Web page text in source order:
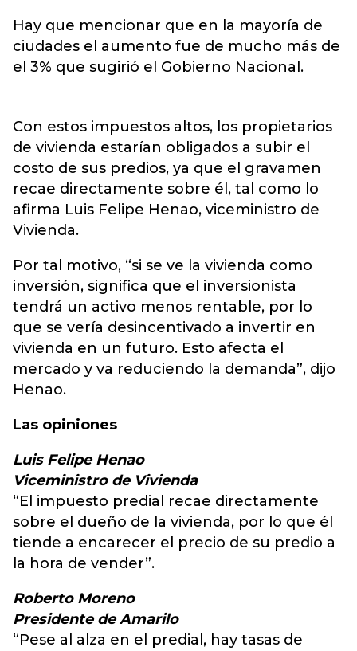
Hay que mencionar que en la mayoría de
ciudades el aumento fue de mucho más de
el 3% que sugirió el Gobierno Nacional.
Con estos impuestos altos, los propietarios
de vivienda estarían obligados a subir el
costo de sus predios, ya que el gravamen
recae directamente sobre él, tal como lo
afirma Luis Felipe Henao, viceministro de
Vivienda.
Por tal motivo, “si se ve la vivienda como
inversión, significa que el inversionista
tendrá un activo menos rentable, por lo
que se vería desincentivado a invertir en
vivienda en un futuro. Esto afecta el
mercado y va reduciendo la demanda”, dijo
Henao.
Las opiniones
Luis Felipe Henao
Viceministro de Vivienda
“El impuesto predial recae directamente
sobre el dueño de la vivienda, por lo que él
tiende a encarecer el precio de su predio a
la hora de vender”.
Roberto Moreno
Presidente de Amarilo
“Pese al alza en el predial, hay tasas de